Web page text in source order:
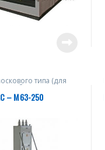
типа (для
объектов)
– М 63-250